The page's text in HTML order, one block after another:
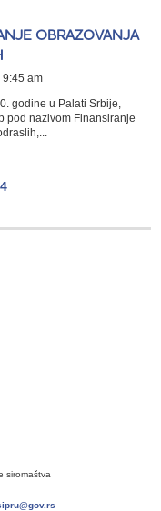
OBRAZOVANJA
9:45 am
godine u Palati Srbije,
pod nazivom Finansiranje
siromaštva